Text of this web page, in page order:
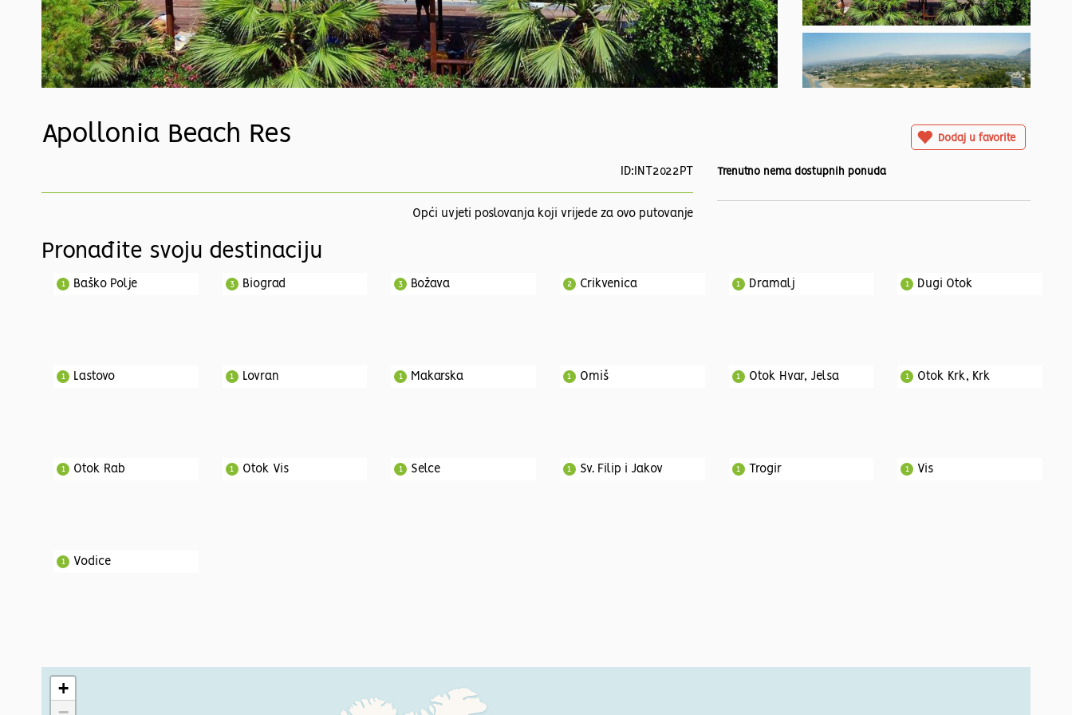
Apollonia Beach Res Dodaj u favorite
ID:INT2022PT
Opći uvjeti poslovanja koji vrijede za ovo putovanje
Trenutno nema dostupnih ponuda
Pronađite svoju destinaciju
Baško Polje
1 Biograd
3 Božava
3 Crikvenica
2 Dramalj
1 Dugi Otok
1
Lastovo
1 Lovran
1 Makarska
1 Omiš
1 Otok Hvar, Jelsa
1 Otok Krk, Krk
1
Otok Rab
1 Otok Vis
1 Selce
1 Sv. Filip i Jakov
1 Trogir
1 Vis
1
Vodice
1
+